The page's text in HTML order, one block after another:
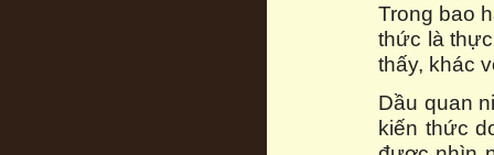
Trong bao
thức là
thấy, khác
Dầu quan
kiến thức